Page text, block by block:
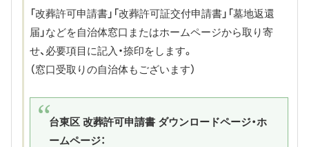
「改葬許可申請書」「改葬許可証交付申請書」「墓地返還
届」などを自治体窓口またはホームページから取り寄
せ、必要項目に記入・捺印をします。
（窓口受取りの自治体もございます）
台東区 改葬許可申請書 ダウンロードページ・ホ
ームページ：